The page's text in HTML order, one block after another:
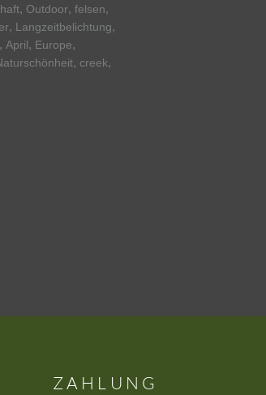
, Outdoor, felsen,
, Langzeitbelichtung,
, April, Europe,
, creek,
ZAHLUNG